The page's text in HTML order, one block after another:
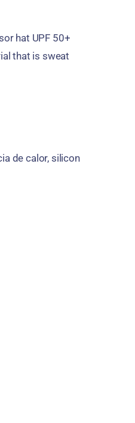
hat UPF 50+
that is sweat
de calor, silicon